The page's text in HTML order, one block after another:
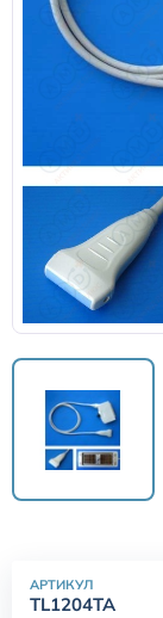
АРТИКУЛ
TL1204TA
Датчики
Электроды для
Кабели для
Датчики
Подбор по
Оригинальные
Nihon Kohden
Sentec